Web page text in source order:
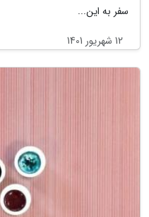
سفر به این...
12 شهریور 1401